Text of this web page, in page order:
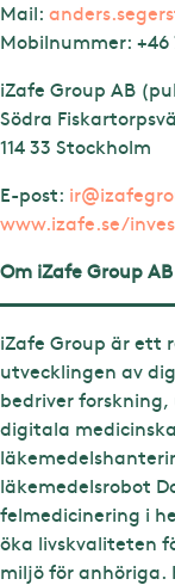
Mail:
Mobilnummer: +46
iZafe Group AB
Södra
114 33 Stockholm
E-post:
www.izafe.se/
Om iZafe Group
iZafe Group är ett
utvecklingen av
bedriver
digitala
läkemedelsrobot
felmedicinering i
öka livskvaliteten
miljö för anhöriga.